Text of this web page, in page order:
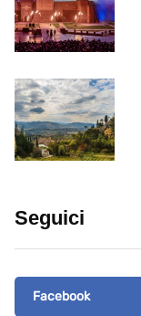
Seguici
Facebook